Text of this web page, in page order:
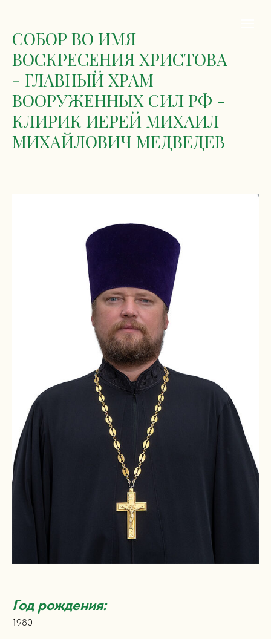
СОБОР ВО ИМЯ
ВОСКРЕСЕНИЯ ХРИСТОВА
- ГЛАВНЫЙ ХРАМ
ВООРУЖЕННЫХ СИЛ РФ -
КЛИРИК ИЕРЕЙ МИХАИЛ
МИХАЙЛОВИЧ МЕДВЕДЕВ
Год рождения:
1980